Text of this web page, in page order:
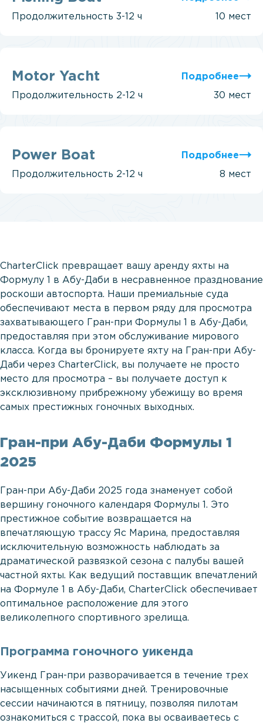
Продолжительность 3-12 ч 10 мест
Yacht
Motor Yacht Подробнее
Продолжительность 2-12 ч 30 мест
Boat
Power Boat Подробнее
Продолжительность 2-12 ч 8 мест
CharterClick превращает вашу аренду яхты на
Формулу 1 в Абу-Даби в несравненное празднование
роскоши автоспорта. Наши премиальные суда
обеспечивают места в первом ряду для просмотра
захватывающего Гран-при Формулы 1 в Абу-Даби,
предоставляя при этом обслуживание мирового
класса. Когда вы бронируете яхту на Гран-при Абу-
Даби через CharterClick, вы получаете не просто
место для просмотра – вы получаете доступ к
эксклюзивному прибрежному убежищу во время
самых престижных гоночных выходных.
Гран-при Абу-Даби Формулы 1
2025
Гран-при Абу-Даби 2025 года знаменует собой
вершину гоночного календаря Формулы 1. Это
престижное событие возвращается на
впечатляющую трассу Яс Марина, предоставляя
исключительную возможность наблюдать за
драматической развязкой сезона с палубы вашей
частной яхты. Как ведущий поставщик впечатлений
на Формуле 1 в Абу-Даби, CharterClick обеспечивает
оптимальное расположение для этого
великолепного спортивного зрелища.
Программа гоночного уикенда
Уикенд Гран-при разворачивается в течение трех
насыщенных событиями дней. Тренировочные
сессии начинаются в пятницу, позволяя пилотам
ознакомиться с трассой, пока вы осваиваетесь с